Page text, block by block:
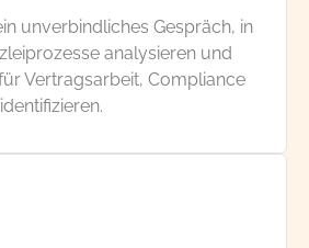
unverbindliches Gespräch, in
analysieren und
Vertragsarbeit, Compliance